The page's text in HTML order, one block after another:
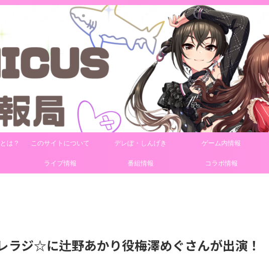
は？ このサイトについて デレぽ・しんげき ゲーム内情報
ライブ情報 番組情報 コラボ情報
ラジ☆に辻野あかり役梅澤めぐさんが出演！